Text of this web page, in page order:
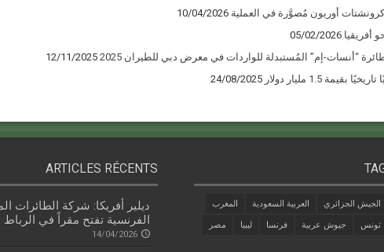
10/04/2026
أفريقيا 05/02/2026
12/11/2025
1.5 مليار دولار
24/08/2025
الجيش الجزائري العربية السعودية المغرب
تونس جيوش عربية فرنسا ليبيا مصر
ARTICLES RÉCENTS
ديلير أفريكا: شركة الطائرات
الفرنسية تفتح مقراً في الرباط
14/04/2026